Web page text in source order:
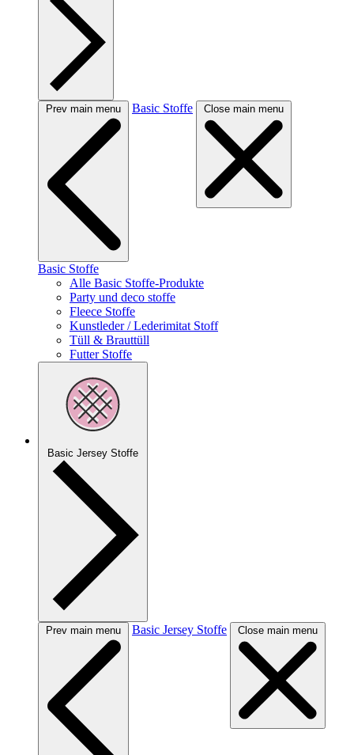
Prev main menu Basic Stoffe Close main menu
Basic Stoffe
Alle Basic Stoffe-Produkte
Party und deco stoffe
Fleece Stoffe
Kunstleder / Lederimitat Stoff
Tüll & Brauttüll
Futter Stoffe
Basic Jersey Stoffe
Prev main menu Basic Jersey Stoffe Close main menu